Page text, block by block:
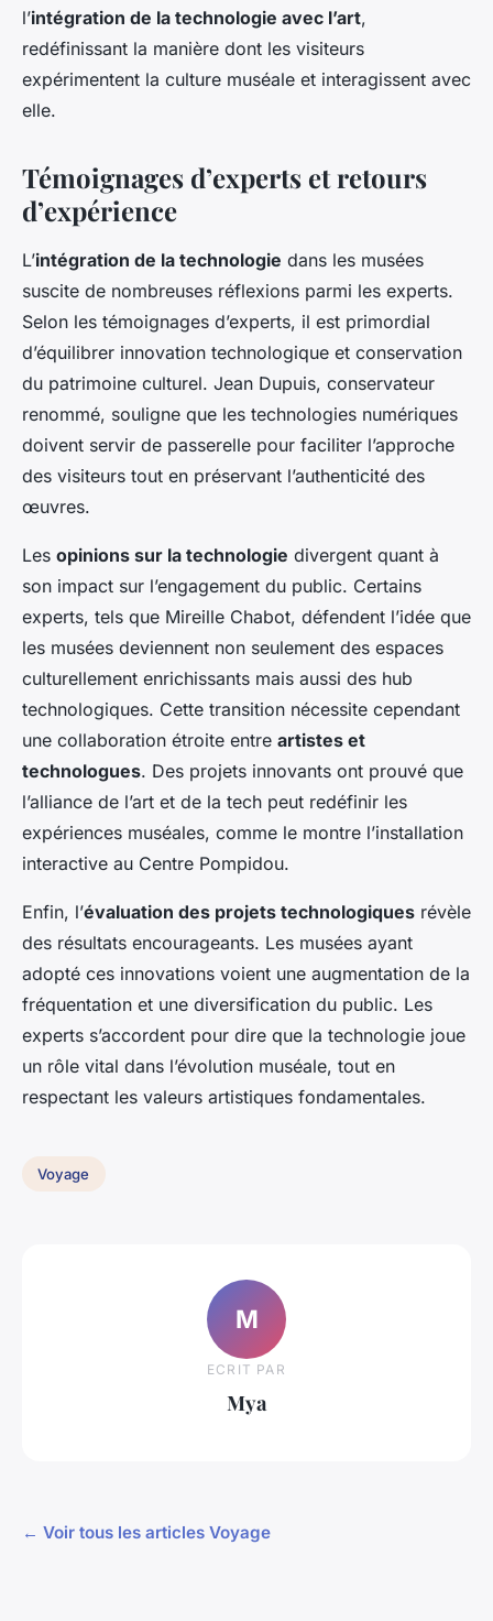
l’intégration de la technologie avec l’art,
redéfinissant la manière dont les visiteurs
expérimentent la culture muséale et interagissent avec
elle.
Témoignages d’experts et retours
d’expérience
L’intégration de la technologie dans les musées
suscite de nombreuses réflexions parmi les experts.
Selon les témoignages d’experts, il est primordial
d’équilibrer innovation technologique et conservation
du patrimoine culturel. Jean Dupuis, conservateur
renommé, souligne que les technologies numériques
doivent servir de passerelle pour faciliter l’approche
des visiteurs tout en préservant l’authenticité des
œuvres.
Les opinions sur la technologie divergent quant à
son impact sur l’engagement du public. Certains
experts, tels que Mireille Chabot, défendent l’idée que
les musées deviennent non seulement des espaces
culturellement enrichissants mais aussi des hub
technologiques. Cette transition nécessite cependant
une collaboration étroite entre artistes et
technologues. Des projets innovants ont prouvé que
l’alliance de l’art et de la tech peut redéfinir les
expériences muséales, comme le montre l’installation
interactive au Centre Pompidou.
Enfin, l’évaluation des projets technologiques révèle
des résultats encourageants. Les musées ayant
adopté ces innovations voient une augmentation de la
fréquentation et une diversification du public. Les
experts s’accordent pour dire que la technologie joue
un rôle vital dans l’évolution muséale, tout en
respectant les valeurs artistiques fondamentales.
Voyage
M
ECRIT PAR
Mya
← Voir tous les articles Voyage